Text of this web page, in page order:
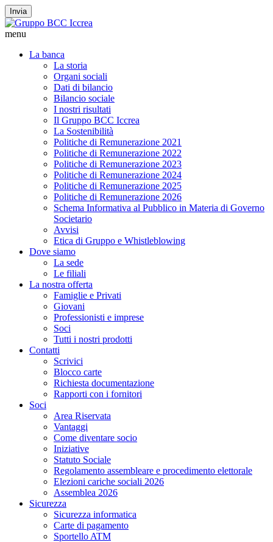
Invia
menu
La banca
La storia
Organi sociali
Dati di bilancio
Bilancio sociale
I nostri risultati
Il Gruppo BCC Iccrea
La Sostenibilità
Politiche di Remunerazione 2021
Politiche di Remunerazione 2022
Politiche di Remunerazione 2023
Politiche di Remunerazione 2024
Politiche di Remunerazione 2025
Politiche di Remunerazione 2026
Schema Informativa al Pubblico in Materia di Governo
Societario
Avvisi
Etica di Gruppo e Whistleblowing
Dove siamo
La sede
Le filiali
La nostra offerta
Famiglie e Privati
Giovani
Professionisti e imprese
Soci
Tutti i nostri prodotti
Contatti
Scrivici
Blocco carte
Richiesta documentazione
Rapporti con i fornitori
Soci
Area Riservata
Vantaggi
Come diventare socio
Iniziative
Statuto Sociale
Regolamento assembleare e procedimento elettorale
Elezioni cariche sociali 2026
Assemblea 2026
Sicurezza
Sicurezza informatica
Carte di pagamento
Sportello ATM